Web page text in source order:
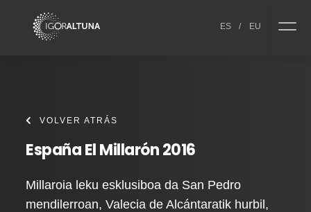
ES / EU
VOLVER ATRÁS
España El Millarón 2016
Millaroia leku esklusiboa da San Pedro
mendilerroan, Valecia de Alcántaratik hurbil,